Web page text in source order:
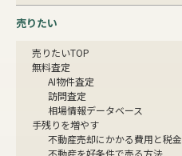
売りたい
売りたいTOP
無料査定
AI物件査定
訪問査定
相場情報データベース
手残りを増やす
不動産売却にかかる費用と税金
不動産を好条件で売る方法